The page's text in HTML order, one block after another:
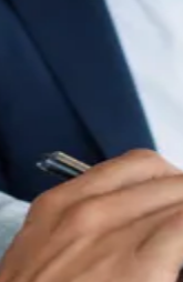
ItapeviCotia
Pirapora
Franco da